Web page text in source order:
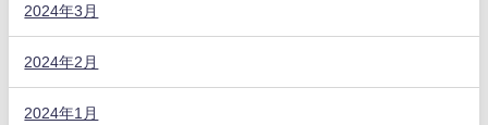
2024年3月
2024年2月
2024年1月